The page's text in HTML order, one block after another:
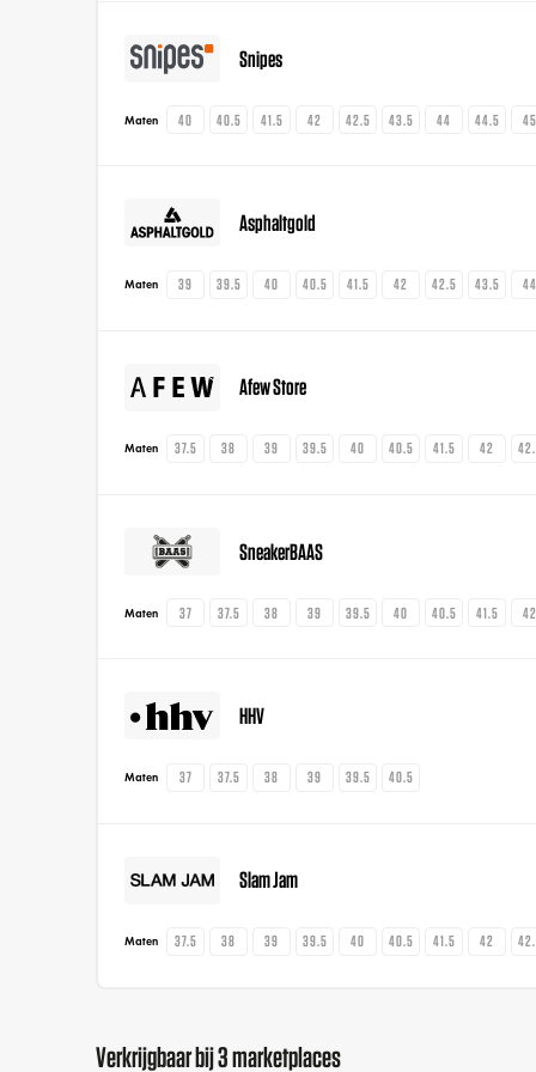
Snipes
Maten 40 40.5 41.5 42 42.5 43.5 44 44.5 45
Asphaltgold
Maten 39 39.5 40 40.5 41.5 42 42.5 43.5 44
Afew Store
Maten 37.5 38 39 39.5 40 40.5 41.5 42
SneakerBAAS
Maten 37 37.5 38 39 39.5 40 40.5 41.5 42
HHV
Maten 37 37.5 38 39 39.5 40.5
Slam Jam
Maten 37.5 38 39 39.5 40 40.5 41.5 42
Verkrijgbaar bij 3 marketplaces